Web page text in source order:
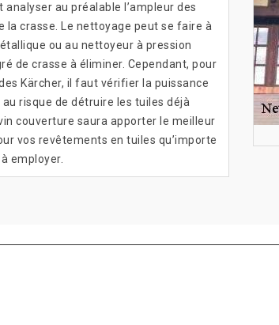
analyser au préalable l’ampleur des
la crasse. Le nettoyage peut se faire à
ou au nettoyeur à pression
de crasse à éliminer. Cependant, pour
Kärcher, il faut vérifier la puissance
au risque de détruire les tuiles déjà
couverture saura apporter le meilleur
vos revêtements en tuiles qu’importe
employer.